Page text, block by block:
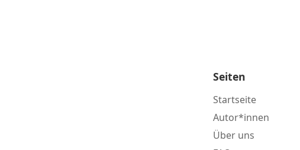
Seiten
Startseite
Autor*innen
Über uns